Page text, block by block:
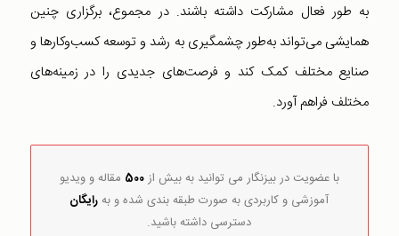
به طور فعال مشارکت داشته باشند. در مجموع، برگزاری چنین
همایشی می‌تواند به‌طور چشمگیری به رشد و توسعه کسب‌وکارها و
صنایع مختلف کمک کند و فرصت‌های جدیدی را در زمینه‌های
مختلف فراهم آورد.
با عضویت در بیزنگار می توانید به بیش از500 مقاله و ویدیو
آموزشی و کاربردی به صورت طبقه بندی شده و بهرایگان
دسترسی داشته باشید.